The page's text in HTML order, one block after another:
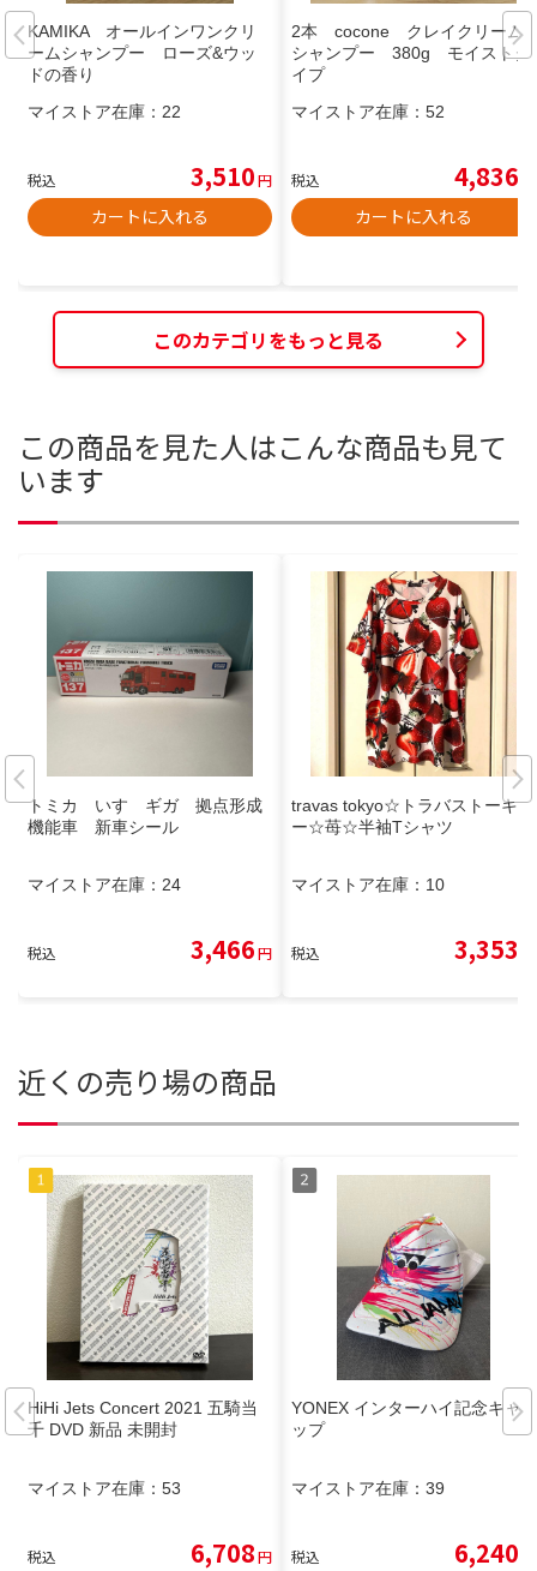
KAMIKA オールインワンクリ
ームシャンプー ローズ&ウッ
ドの香り
マイストア在庫： 22
税込 3,510円
カートに入れる
2本 cocone クレイクリーム
シャンプー 380g モイストタ
イプ
マイストア在庫： 52
税込 4,836
カートに入れる
このカテゴリをもっと見る
この商品を見た人はこんな商品も見て
います
トミカ いすゞギガ 拠点形成
機能車 新車シール
マイストア在庫： 24
税込 3,466円
travas tokyo☆トラバストーキョ
ー☆苺☆半袖Tシャツ
マイストア在庫： 10
税込 3,353
近くの売り場の商品
HiHi Jets Concert 2021 五騎当
千 DVD 新品 未開封
マイストア在庫： 53
税込 6,708円
YONEX インターハイ記念キャ
ップ
マイストア在庫： 39
税込 6,240